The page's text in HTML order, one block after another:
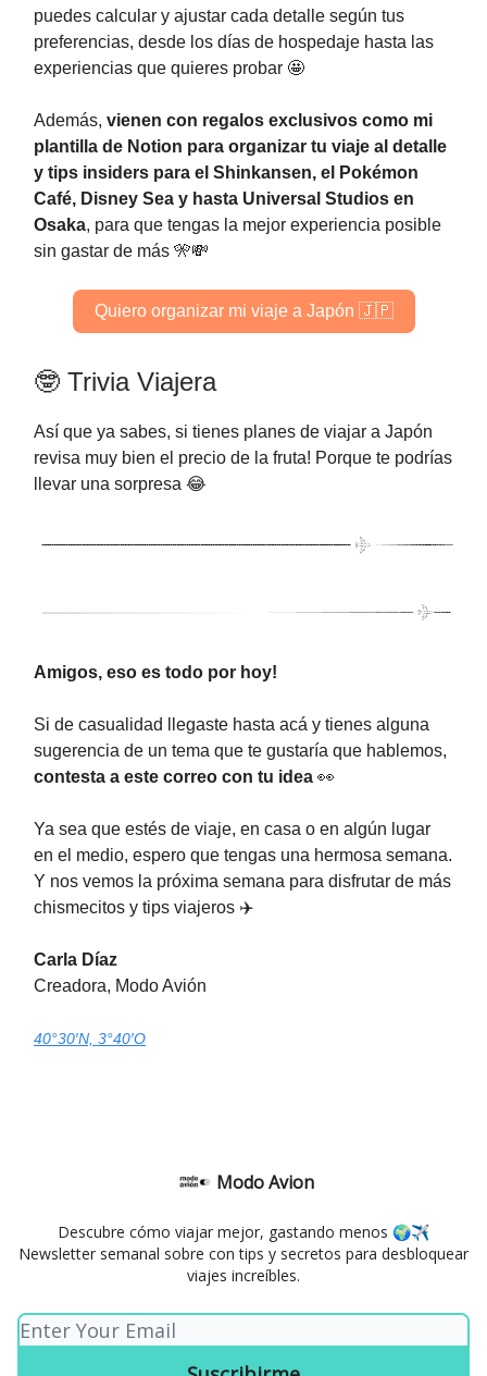
puedes calcular y ajustar cada detalle según tus
preferencias, desde los días de hospedaje hasta las
experiencias que quieres probar 🤩
Además, vienen con regalos exclusivos como mi
plantilla de Notion para organizar tu viaje al detalle
y tips insiders para el Shinkansen, el Pokémon
Café, Disney Sea y hasta Universal Studios en
Osaka, para que tengas la mejor experiencia posible
sin gastar de más 🎌💸
Quiero organizar mi viaje a Japón 🇯🇵
🤓 Trivia Viajera
Así que ya sabes, si tienes planes de viajar a Japón
revisa muy bien el precio de la fruta! Porque te podrías
llevar una sorpresa 😂
Amigos, eso es todo por hoy!
Si de casualidad llegaste hasta acá y tienes alguna
sugerencia de un tema que te gustaría que hablemos,
contesta a este correo con tu idea 👀
Ya sea que estés de viaje, en casa o en algún lugar
en el medio, espero que tengas una hermosa semana.
Y nos vemos la próxima semana para disfrutar de más
chismecitos y tips viajeros ✈️
Carla Díaz
Creadora, Modo Avión
40°30′N, 3°40′O
Modo Avion
Descubre cómo viajar mejor, gastando menos 🌍✈️
Newsletter semanal sobre con tips y secretos para desbloquear
viajes increíbles.